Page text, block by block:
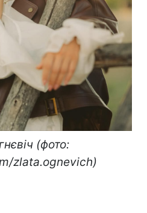
(фото:
zlata.ognevich)